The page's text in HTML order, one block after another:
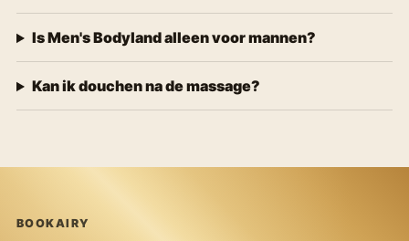
Is Men's Bodyland alleen voor mannen?
Kan ik douchen na de massage?
BOOKAIRY